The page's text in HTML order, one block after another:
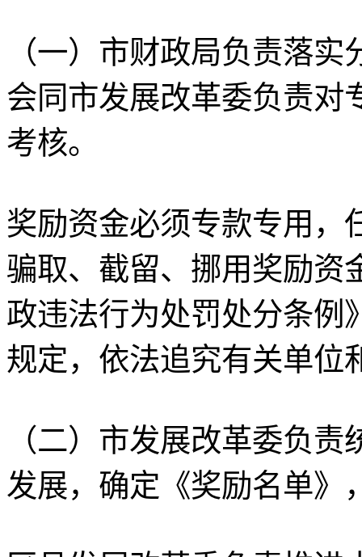
（一）市财政局负责落
会同市发展改革委负责对
考核。
奖励资金必须专款专用，
骗取、截留、挪用奖励资
政违法行为处罚处分条例
规定，依法追究有关单位
（二）市发展改革委负
发展，确定《奖励名单》